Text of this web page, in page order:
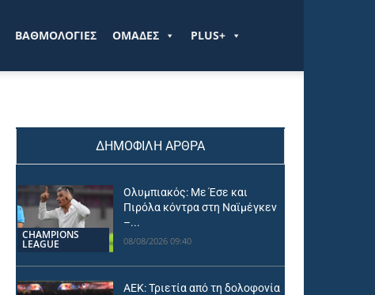
ΒΑΘΜΟΛΟΓΙΕΣ ΟΜΑΔΕΣ PLUS+
ΔΗΜΟΦΙΛΗ ΑΡΘΡΑ
CHAMPIONS
LEAGUE
Ολυμπιακός: Με Έσε και
Πιρόλα κόντρα στη Ναϊμέγκεν
–...
08/08/2026 09:40
ΑΕΚ: Τριετία από τη δολοφονία